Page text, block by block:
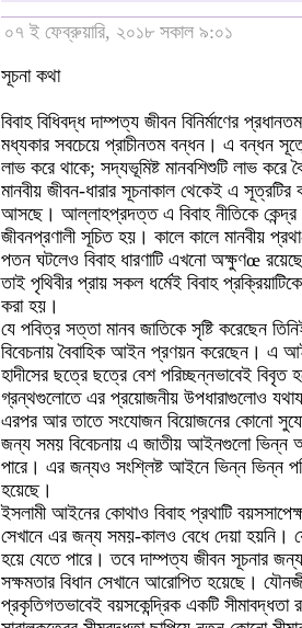
০৭ ই ফেব্রুয়ারি, ২০১৮ সকাল ৯:০১
সূচনা কথা
বিবাহ বিধিবদ্ধ দাম্পত্য জীবন বিনির্মাণের
মধ্যকার সবচেয়ে প্রাচীনতম বন্ধন। এ বন্ধন
লাভ করে থাকে; সদ্যভূমিষ্ট মানবশিশুটি লাভ করে
মানবীয় জীবন-ধারার সূচনাকাল থেকেই এ সূত্রটির
আসছে। আল্লাহপ্রদত্ত এ বিবাহ নীতিকে কেন্দ্র
জীবনপ্রণালী সূচিত হয়। কালে কালে মানবীয়
পতন ঘটলেও বিবাহ ধারণাটি এখনো অক্ষুণœ
তাই পৃথিবীর প্রায় সকল ধর্মেই বিবাহ
করা হয়।
যে পবিত্র সত্তা মানব জাতিকে সৃষ্টি করেছেন
বিবেচনায় বৈবাহিক আইন প্রণয়ন করেছেন। এ
হাদীসের ছত্রে ছত্রে বেশ পরিচ্ছন্নভাবেই বিবৃত
গ্রন্থগুলোতে এর প্রয়োজনীয় উপধারাগুলোও
এরপর আর তাতে সংযোজন বিয়োজনের কোনো
জন্য সময় বিবেচনায় এ জাতীয় আইনগুলো ভিন্ন
পারে। এর জন্যও সংশ্লিষ্ট আইনে ভিন্ন ভিন্ন
হয়েছে।
ইসলামী আইনের কোথাও বিবাহ প্রথাটি
সেখানে এর জন্য সময়-কালও বেধে দেয়া হয়নি।
হয়ে যেতে পারে। তবে দাম্পত্য জীবন সূচনার
সক্ষমতার বিধান সেখানে আরোপিত হয়েছে।
প্রকৃতিগতভাবেই বয়সকেন্দ্রিক একটি সীমাবদ্ধতা